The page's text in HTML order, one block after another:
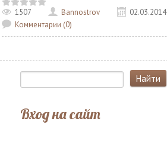
1507 Bannostrov
02.03.2014
Комментарии (0)
Вход на сайт